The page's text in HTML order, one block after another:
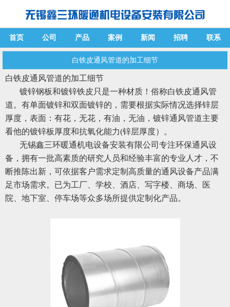
首页 公司 产品 案例 新闻 招聘 联系
白铁皮通风管道的加工细节
白铁皮通风管道的加工细节
镀锌钢板和镀锌铁皮只是一种材质！俗称白铁皮通风管
道。有单面镀锌和双面镀锌的，需要根据实际情况选择锌层
厚度，表面：有花，无花，有油，无油，镀锌通风管道主要
看他的镀锌板厚度和抗氧化能力(锌层厚度）。
无锡鑫三环暖通机电设备安装有限公司专注环保通风设
备，拥有一批高素质的研究人员和经验丰富的专业人才，不
断推陈出新，可依据客户需求定制高质量的通风设备产品满
足市场需求。已为工厂、学校、酒店、写字楼、商场、医
院、地下室、停车场等众多场所提供定制化产品。